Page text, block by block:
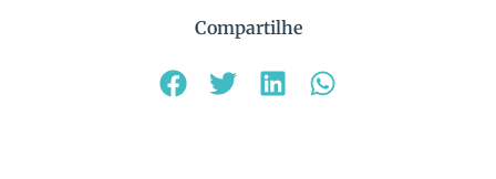
Compartilhe